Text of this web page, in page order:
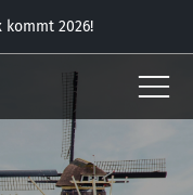
kommt 2026!
Feature
–